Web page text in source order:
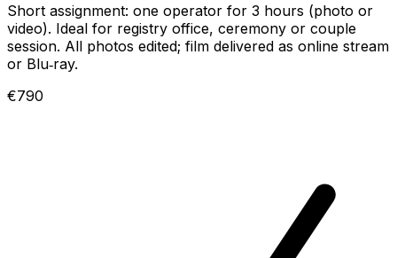
Short assignment: one operator for 3 hours (photo or
video). Ideal for registry office, ceremony or couple
session. All photos edited; film delivered as online stream
or Blu‑ray.
€790